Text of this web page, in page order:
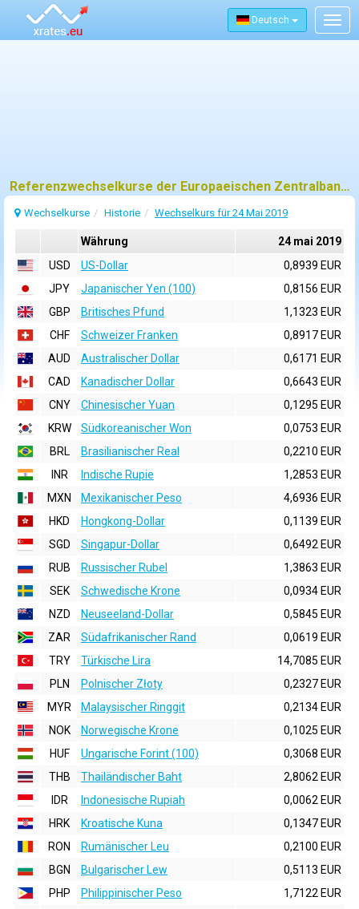
Deutsch
Referenzwechselkurse der Europaeischen Zentralbank (EZB) fuer 24 mai 2019
Wechselkurse Historie Wechselkurs für 24 Mai 2019
Währung
24 mai 2019
USD
US-Dollar
0,8939 EUR
JPY
Japanischer Yen (100)
0,8156 EUR
GBP
Britisches Pfund
1,1323 EUR
CHF
Schweizer Franken
0,8917 EUR
AUD
Australischer Dollar
0,6171 EUR
CAD
Kanadischer Dollar
0,6643 EUR
CNY
Chinesischer Yuan
0,1295 EUR
KRW
Südkoreanischer Won
0,0753 EUR
BRL
Brasilianischer Real
0,2210 EUR
INR
Indische Rupie
1,2853 EUR
MXN
Mexikanischer Peso
4,6936 EUR
HKD
Hongkong-Dollar
0,1139 EUR
SGD
Singapur-Dollar
0,6492 EUR
RUB
Russischer Rubel
1,3863 EUR
SEK
Schwedische Krone
0,0934 EUR
NZD
Neuseeland-Dollar
0,5845 EUR
ZAR
Südafrikanischer Rand
0,0619 EUR
TRY
Türkische Lira
14,7085 EUR
PLN
Polnischer Złoty
0,2327 EUR
MYR
Malaysischer Ringgit
0,2134 EUR
NOK
Norwegische Krone
0,1025 EUR
HUF
Ungarische Forint (100)
0,3068 EUR
THB
Thailändischer Baht
2,8062 EUR
IDR
Indonesische Rupiah
0,0062 EUR
HRK
Kroatische Kuna
0,1347 EUR
RON
Rumänischer Leu
0,2100 EUR
BGN
Bulgarischer Lew
0,5113 EUR
PHP
Philippinischer Peso
1,7122 EUR